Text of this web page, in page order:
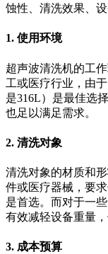
蚀性、清洗效果、
1. 使用环境
超声波清洗机的工
工或医疗行业，由
是316L）是最佳选
也足以满足需求。
2. 清洗对象
清洗对象的材质和
件或医疗器械，要
是首选。而对于一
有效减轻设备重量，
3. 成本预算